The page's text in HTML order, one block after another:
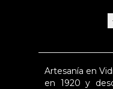
Artesanía en
en 1920 y